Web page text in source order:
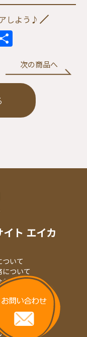
しよう♪
有
次の商品へ
ト エイカ
いて
について
わせ
ーポリシー
ド